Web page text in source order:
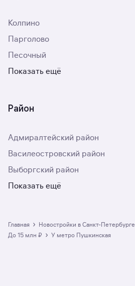
Колпино
Парголово
Песочный
Показать ещё
Район
Адмиралтейский район
Василеостровский район
Выборгский район
Показать ещё
Главная › Новостройки в Санкт-Петербурге
до 15 млн ₽ › у метро Пушкинская